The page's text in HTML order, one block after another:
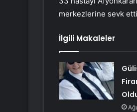
merkezlerine sevk
İlgili Makaleler